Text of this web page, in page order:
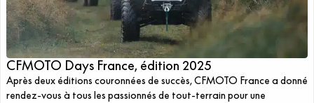
CFMOTO Days France, édition 2025
Après deux éditions couronnées de succès, CFMOTO France a donné
rendez-vous à tous les passionnés de tout-terrain pour une